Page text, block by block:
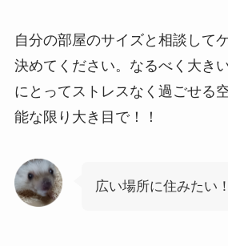
自分の部屋のサイズと相談して
決めてください。なるべく大き
にとってストレスなく過ごせる
能な限り大き目で！！
広い場所に住みたい